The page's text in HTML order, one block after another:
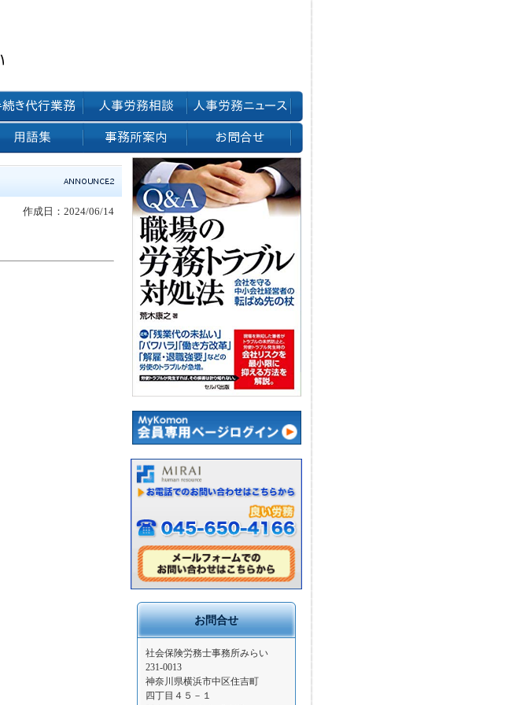
作成日：2024/06/14
お問合せ
社会保険労務士事務所みらい
231-0013
神奈川県横浜市中区住吉町
四丁目４５－１